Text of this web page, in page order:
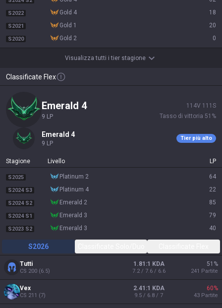
S2022 gold 4 18
S2021 gold 1 20
S2020 gold 2 0
Visualizza tutti i tier stagione
Classificate Flex
emerald 4
9 LP
114V 111 S
Tasso di vittoria 51 %
emerald 4
9 LP
Tier più alto
Stagione Livello LP
S2025 platinum 2 64
S2024 S3 platinum 4 22
S2024 S2 emerald 2 85
S2024 S1 emerald 3 79
S2023 S2 emerald 3 40
S2026
Tutti
CS 200 (6.5)
1.81:1 KDA
7.2 / 7.6 / 6.6
51 %
241 Partite
Vex
CS 211 (7)
2.41:1 KDA
9.5 / 6.8 / 7
60%
43 Partite